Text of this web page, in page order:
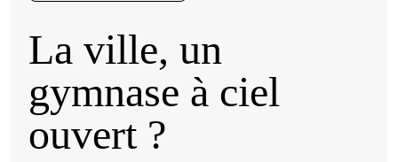
La ville, un
gymnase à ciel
ouvert ?